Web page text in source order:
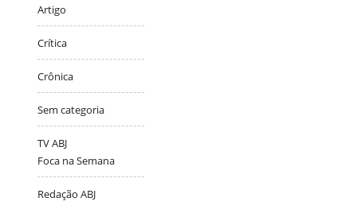
Artigo
Crítica
Crônica
Sem categoria
TV ABJ
Foca na Semana
Redação ABJ